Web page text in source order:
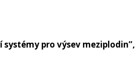
pro výsev meziplodin”,